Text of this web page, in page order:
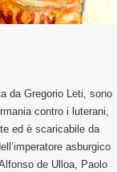
da Gregorio Leti, sono
contro i luterani,
ed è scaricabile da
asburgico
de Ulloa, Paolo